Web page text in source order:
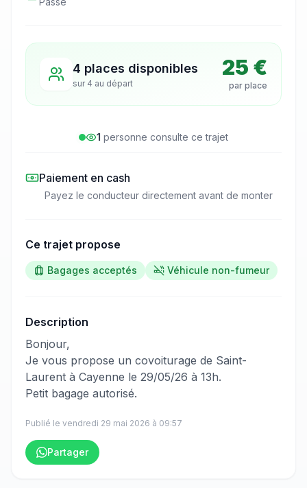
4 places disponibles
sur 4 au départ
25 €
par place
1 personne consulte ce trajet
Paiement en cash
Payez le conducteur directement avant de monter
Ce trajet propose
Bagages acceptés Véhicule non-fumeur
Description
​‌​‍​‌‌​​​‌‌​‌‌​‌‌​‌​‌‌‌​​​​​‌‌‌​​​‌​‌‌‌‌​​​​‌‌​​‌‌​​‌‌​​‌​​​‌‌​​‌​​​​‌‌​​‌‌​​‌‌​​​​​​‌‌​​​​​​‌‌​​​‌​‌‌‌​​​​​‌‌​‌​‌‌​‌‌‌‌​‌​​​‌‌​​​​​​‌‌​‌​​​‌‌​‌‌‌‌​​‌‌​‌​​​‌‌‌​‌‌​​‌‌‌​‌​​​‌‌​​​​‌​‌‌‌‌​‌​​‌‌​​‌​‌​​‌‌​​​‌‍Bonjour,
Je vous propose un covoiturage de Saint-
Laurent à Cayenne le 29/05/26 à 13h.
Petit bagage autorisé.
Publié le vendredi 29 mai 2026 à 09:57
Partager